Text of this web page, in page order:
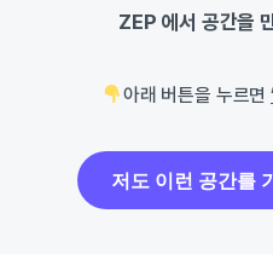
ZEP 에서 공간을
아래 버튼을 누르면
저도 이런 공간를